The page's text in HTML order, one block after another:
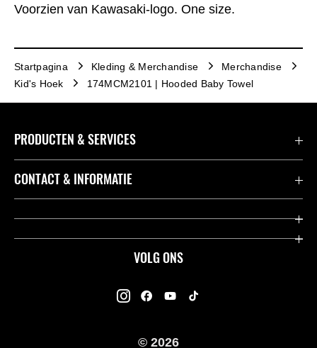
Voorzien van Kawasaki-logo. One size.
Startpagina Kleding & Merchandise
Merchandise
Kid's Hoek
174MCM2101 | Hooded Baby Towel
VOLG ONS
PRODUCTEN & SERVICES
Accessoires & Onderdelen
Dealers
K-Care Fabrieksgarantie
Gebruikershandleidingen
CONTACT & INFORMATIE
Contact
© 2026